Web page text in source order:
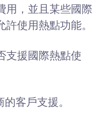
用，並且某些國際
使用熱點功能。
支援國際熱點使
客戶支援。